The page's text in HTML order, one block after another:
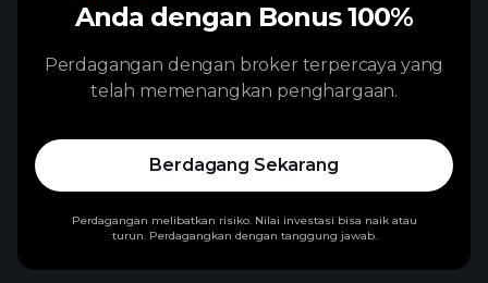
Anda dengan Bonus 100%
Perdagangan dengan broker terpercaya yang
telah memenangkan penghargaan.
Berdagang Sekarang
Perdagangan melibatkan risiko. Nilai investasi bisa naik atau
turun. Perdagangkan dengan tanggung jawab.